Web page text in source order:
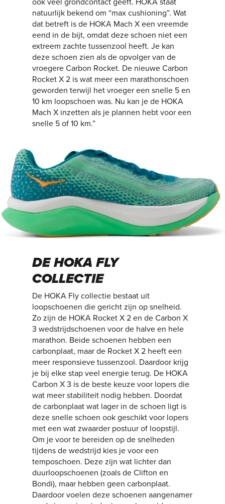
ook veel grondcontact geeft. HOKA staat
natuurlijk bekend om “max cushioning”. Wat
dat betreft is de HOKA Mach X een vreemde
eend in de bijt, omdat deze schoen niet een
extreem zachte tussenzool heeft. Je kan
deze schoen zien als de opvolger van de
vroegere Carbon Rocket. De nieuwe Carbon
Rocket X 2 is wat meer een marathonschoen
geworden terwijl het vroeger een snelle 5 en
10 km loopschoen was. Nu kan je de HOKA
Mach X inzetten als je plannen hebt voor een
snelle 5 of 10 km.”
DE HOKA FLY
COLLECTIE
De HOKA Fly collectie bestaat uit
loopschoenen die gericht zijn op snelheid.
Zo zijn de HOKA Rocket X 2 en de Carbon X
3 wedstrijdschoenen voor de halve en hele
marathon. Beide schoenen hebben een
carbonplaat, maar de Rocket X 2 heeft een
meer responsieve tussenzool. Daardoor krijg
je bij elke stap veel energie terug. De HOKA
Carbon X 3 is de beste keuze voor lopers die
wat meer stabiliteit nodig hebben. Doordat
de carbonplaat wat lager in de schoen ligt is
deze snelle schoen ook geschikt voor lopers
met een wat zwaarder postuur of loopstijl.
Om je voor te bereiden op de snelheden
tijdens de wedstrijd kies je voor een
temposchoen. Deze zijn wat lichter dan
duurloopschoenen (zoals de Clifton en
Bondi), maar hebben geen carbonplaat.
Daardoor voelen deze schoenen aangenamer